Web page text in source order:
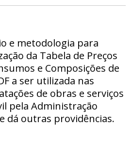
e metodologia para
da Tabela de Preços
e Composições de
a ser utilizada nas
de obras e serviços
pela Administração
dá outras providências.